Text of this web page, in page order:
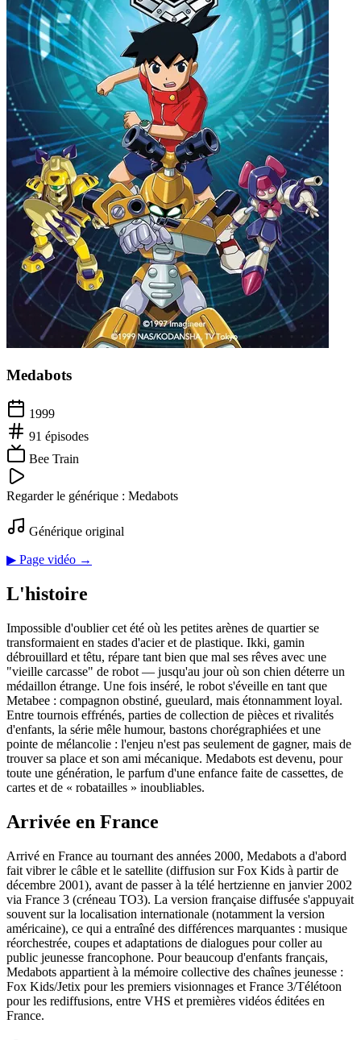
Medabots
1999
91 épisodes
Bee Train
Regarder le générique : Medabots
Générique original
▶ Page vidéo →
L'histoire
Impossible d'oublier cet été où les petites arènes de quartier se
transformaient en stades d'acier et de plastique. Ikki, gamin
débrouillard et têtu, répare tant bien que mal ses rêves avec une
"vieille carcasse" de robot — jusqu'au jour où son chien déterre un
médaillon étrange. Une fois inséré, le robot s'éveille en tant que
Metabee : compagnon obstiné, gueulard, mais étonnamment loyal.
Entre tournois effrénés, parties de collection de pièces et rivalités
d'enfants, la série mêle humour, bastons chorégraphiées et une
pointe de mélancolie : l'enjeu n'est pas seulement de gagner, mais de
trouver sa place et son ami mécanique. Medabots est devenu, pour
toute une génération, le parfum d'une enfance faite de cassettes, de
cartes et de « robatailles » inoubliables.
Arrivée en France
Arrivé en France au tournant des années 2000, Medabots a d'abord
fait vibrer le câble et le satellite (diffusion sur Fox Kids à partir de
décembre 2001), avant de passer à la télé hertzienne en janvier 2002
via France 3 (créneau TO3). La version française diffusée s'appuyait
souvent sur la localisation internationale (notamment la version
américaine), ce qui a entraîné des différences marquantes : musique
réorchestrée, coupes et adaptations de dialogues pour coller au
public jeunesse francophone. Pour beaucoup d'enfants français,
Medabots appartient à la mémoire collective des chaînes jeunesse :
Fox Kids/Jetix pour les premiers visionnages et France 3/Télétoon
pour les rediffusions, entre VHS et premières vidéos éditées en
France.